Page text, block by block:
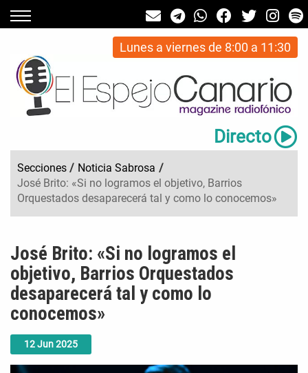
Lunes a viernes de 8:00 a 11:30
Directo
Secciones / Noticia Sabrosa /
José Brito: «Si no logramos el objetivo, Barrios
Orquestados desaparecerá tal y como lo conocemos»
12Jun2025
José Brito: «Si no logramos el
objetivo, Barrios Orquestados
desaparecerá tal y como lo
conocemos»